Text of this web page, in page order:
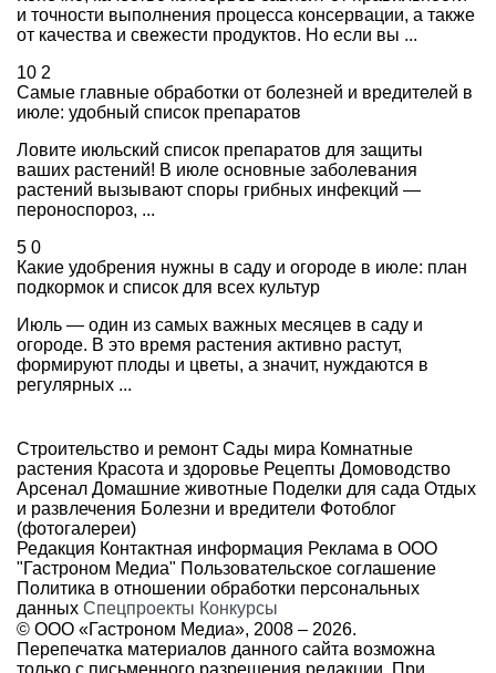
и точности выполнения процесса консервации, а также
от качества и свежести продуктов. Но если вы ...
10 2
Самые главные обработки от болезней и вредителей в
июле: удобный список препаратов
Ловите июльский список препаратов для защиты
ваших растений! В июле основные заболевания
растений вызывают споры грибных инфекций —
пероноспороз, ...
5 0
Какие удобрения нужны в саду и огороде в июле: план
подкормок и список для всех культур
Июль — один из самых важных месяцев в саду и
огороде. В это время растения активно растут,
формируют плоды и цветы, а значит, нуждаются в
регулярных ...
Строительство и ремонт Сады мира Комнатные
растения Красота и здоровье Рецепты Домоводство
Арсенал Домашние животные Поделки для сада Отдых
и развлечения Болезни и вредители Фотоблог
(фотогалереи)
Редакция Контактная информация Реклама в ООО
"Гастроном Медиа" Пользовательское соглашение
Политика в отношении обработки персональных
данных Спецпроекты Конкурсы
© ООО «Гастроном Медиа», 2008 – 2026.
Перепечатка материалов данного сайта возможна
только с письменного разрешения редакции. При